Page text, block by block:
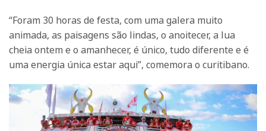
“Foram 30 horas de festa, com uma galera muito
animada, as paisagens são lindas, o anoitecer, a lua
cheia ontem e o amanhecer, é único, tudo diferente e é
uma energia única estar aqui”, comemora o curitibano.